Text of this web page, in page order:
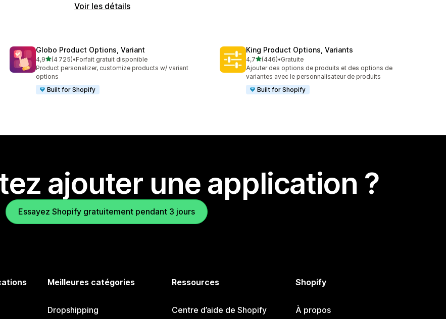
Voir les détails
Globo Product Options, Variant
4,9étoile(s) sur 5
(4 725)
4725 avis au total
•Forfait gratuit disponible
Product personalizer, customize products w/ variant
options
Built for Shopify
King Product Options, Variants
4,7étoile(s) sur 5
(446)
446 avis au total
•Gratuite
Ajouter des options de produits et des options de
variantes avec le personnalisateur de produits
Built for Shopify
ajouter une application ?
Essayez Shopify gratuitement pendant 3 jours
Meilleures catégories
Dropshipping
Ressources
Centre d’aide de Shopify
Shopify
À propos